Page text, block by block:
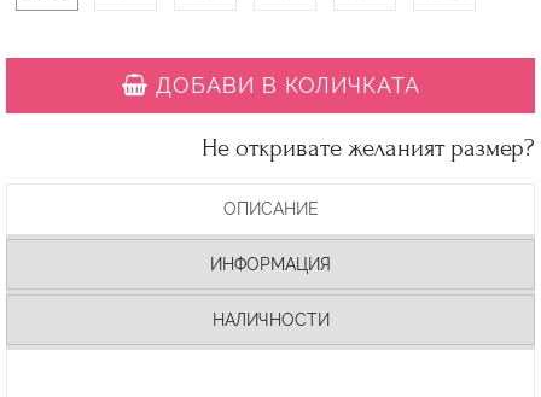
ДОБАВИ В КОЛИЧКАТА
Не откривате желаният размер?
ОПИСАНИЕ
ИНФОРМАЦИЯ
НАЛИЧНОСТИ